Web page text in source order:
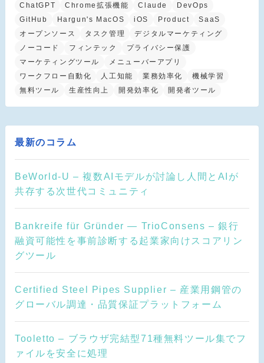
ChatGPT
Chrome拡張機能 Claude
DevOps
GitHub
Hargun's MacOS iOS Product
SaaS
オープンソース
タスク管理
デジタルマーケティング
ノーコード
フィンテック
プライバシー保護
マーケティングツール
メニューバーアプリ
ワークフロー自動化
人工知能 業務効率化
機械学習
無料ツール
生産性向上 開発効率化 開発者ツール
最新のコラム
BeWorld-U – 複数AIモデルが討論し人間とAIが
共存する次世代コミュニティ
Bankreife für Gründer — TrioConsens – 銀行
融資可能性を事前診断する起業家向けスコアリン
グツール
Certified Steel Pipes Supplier – 産業用鋼管の
グローバル調達・品質保証プラットフォーム
Tooletto – ブラウザ完結型71種無料ツール集でフ
ァイルを安全に処理